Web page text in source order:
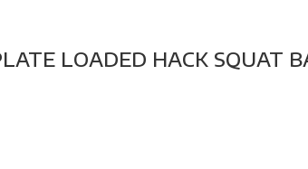
LOADED HACK SQUAT